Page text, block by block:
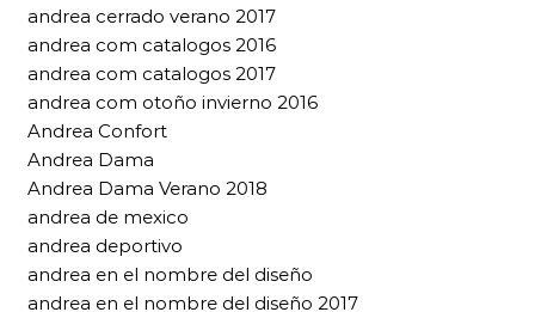
andrea cerrado verano 2017
andrea com catalogos 2016
andrea com catalogos 2017
andrea com otoño invierno 2016
Andrea Confort
Andrea Dama
Andrea Dama Verano 2018
andrea de mexico
andrea deportivo
andrea en el nombre del diseño
andrea en el nombre del diseño 2017